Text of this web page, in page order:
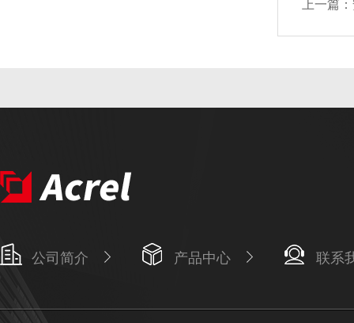
上一篇：
公司简介 产品中心 联系